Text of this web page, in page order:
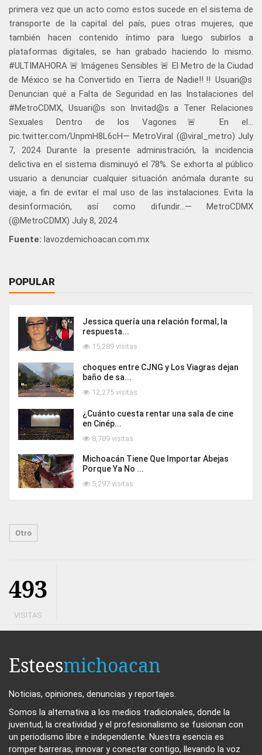
primera vez que un acto como estos sucede en el sistema de
transporte de la capital del país, pues otras mujeres, que
también hacen contenido íntimo para luego subirlos a
plataformas digitales, se han grabado haciendo lo mismo.
#ULTIMAHORA 🚨 Imágenes Sensibles 🚨 El Metro de la Ciudad
de México se ha Convertido en Tierra de Nadie‼️‼️ Usuari@s
Denuncian qué a Falta de Seguridad en las Instalaciones del
#MetroCDMX, Usuari@s son Invitad@s a Tener Relaciones
Sexuales Dentro de los Vagones🚨 En el…
pic.twitter.com/UnpmH8L6cH— MetroViral (@viral_metro) July
7, 2024 Durante la presente administración, la incidencia
delictiva en el sistema disminuyó el 78%. Se exhorta al público
usuario a denunciar cualquier situación anómala durante su
viaje, a fin de evitar el mal uso de las instalaciones. Evita la
desinformación, así como difundir…— MetroCDMX
(@MetroCDMX) July 8, 2024
Fuente: lavozdemichoacan.com.mx
POPULAR
Jessica quería una relación formal, la
respuesta...
15,289 visitas
choques entre CJNG y Los Viagras dejan
baño de sa...
12,275 visitas
¿Cuánto cuesta rentar una sala de cine
en Cinép...
8,789 visitas
Michoacán Tiene Que Importar Abejas
Porque Ya No ...
5,297 visitas
Otro
493
VISITAS
Esteesmichoacan
Noticias, opiniones, denuncias y reportajes.
Somos la alternativa a los medios tradicionales, donde la
juventud, la creatividad y el profesionalismo se fusionan con
un periodismo libre e independiente. Nuestra esencia es
romper barreras, innovar y conectar contigo, llevando la voz